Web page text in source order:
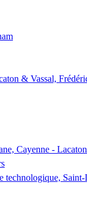
& Vassal,
Cayenne -
technologique,